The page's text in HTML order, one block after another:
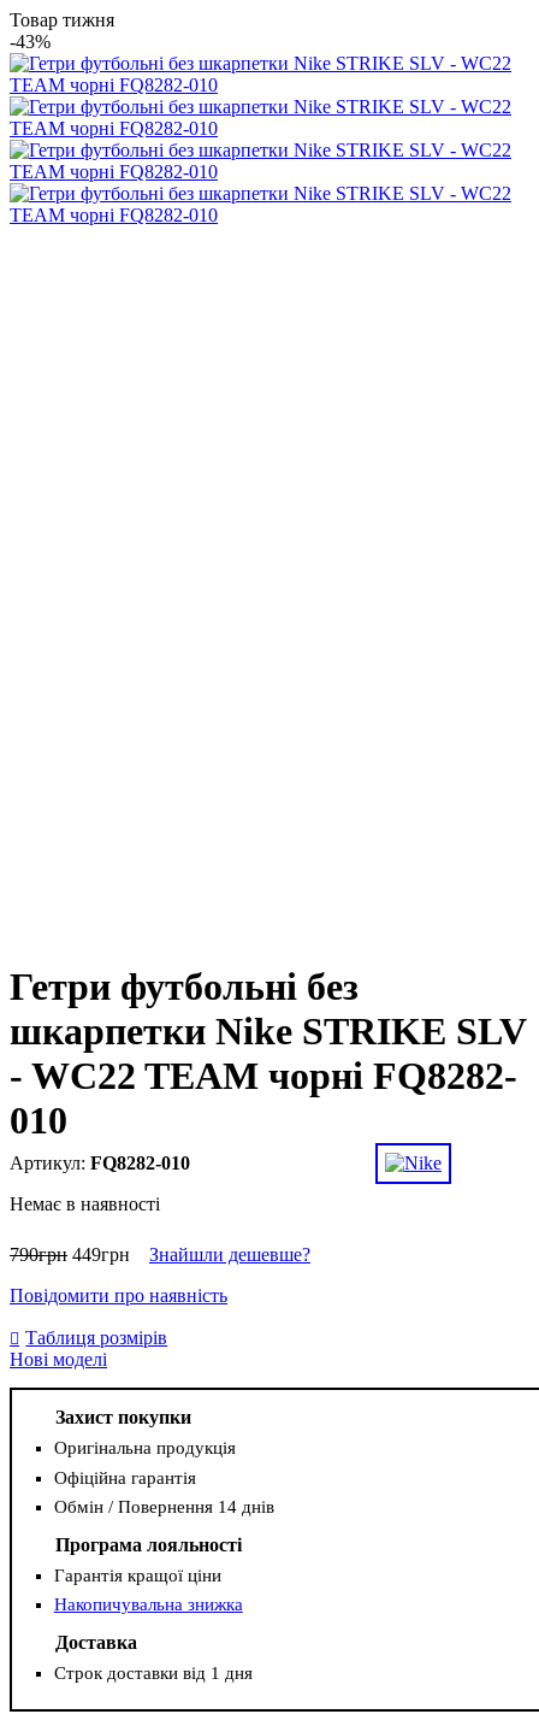
Товар тижня
-43%
Гетри футбольні без
шкарпетки Nike STRIKE SLV
- WC22 TEAM чорні FQ8282-
010
FQ8282-010
Немає в наявності
790грн 449грн
Знайшли дешевше?
Повідомити про наявність
Таблиця розмірів
Нові моделі
Захист покупки
Оригінальна продукція
Офіційна гарантія
Обмін / Повернення 14 днів
Програма лояльності
Гарантія кращої ціни
Накопичувальна знижка
Доставка
Строк доставки від 1 дня